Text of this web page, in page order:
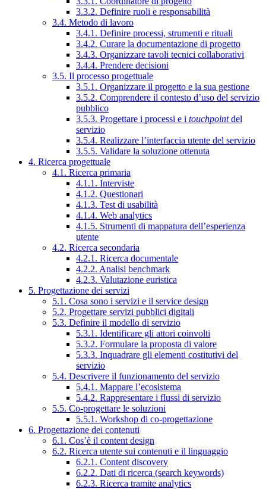
3.3.2. Definire ruoli e responsabilità
3.4. Metodo di lavoro
3.4.1. Definire processi, strumenti e rituali
3.4.2. Curare la documentazione di progetto
3.4.3. Organizzare tavoli tecnici collaborativi
3.4.4. Prendere decisioni
3.5. Il processo progettuale
3.5.1. Organizzare il progetto e la sua gestione
3.5.2. Comprendere il contesto d’uso del servizio
pubblico
3.5.3. Progettare i processi e i touchpointdel
servizio
3.5.4. Realizzare l’interfaccia utente del servizio
3.5.5. Validare la soluzione ottenuta
4. Ricerca progettuale
4.1. Ricerca primaria
4.1.1. Interviste
4.1.2. Questionari
4.1.3. Test di usabilità
4.1.4. Web analytics
4.1.5. Strumenti di mappatura dell’esperienza
utente
4.2. Ricerca secondaria
4.2.1. Ricerca documentale
4.2.2. Analisi benchmark
4.2.3. Valutazione euristica
5. Progettazione dei servizi
5.1. Cosa sono i servizi e il service design
5.2. Progettare servizi pubblici digitali
5.3. Definire il modello di servizio
5.3.1. Identificare gli attori coinvolti
5.3.2. Formulare la proposta di valore
5.3.3. Inquadrare gli elementi costitutivi del
servizio
5.4. Descrivere il funzionamento del servizio
5.4.1. Mappare l’ecosistema
5.4.2. Rappresentare i flussi di servizio
5.5. Co-progettare le soluzioni
5.5.1. Workshop di co-progettazione
6. Progettazione dei contenuti
6.1. Cos’è il content design
6.2. Ricerca utente sui contenuti e il linguaggio
6.2.1. Content discovery
6.2.2. Dati di ricerca (search keywords)
6.2.3. Ricerca tramite analytics